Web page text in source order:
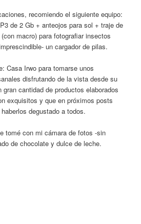
recomiendo el siguiente equipo:
de 2 Gb + anteojos para sol + traje de
macro) para fotografiar insectos
un cargador de pilas.
Casa Irwo para tomarse unos
disfrutando de la vista desde su
cantidad de productos elaborados
exquisitos y que en próximos posts
degustado a todos.
tomé con mi cámara de fotos -sin
de chocolate y dulce de leche.